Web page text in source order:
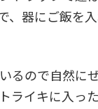
、器にご飯を
るので自然に
ライキに入っ